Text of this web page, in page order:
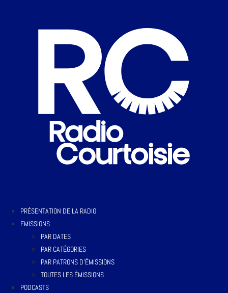
PRÉSENTATION DE LA RADIO
EMISSIONS
PAR DATES
PAR CATÉGORIES
PAR PATRONS D’ÉMISSIONS
TOUTES LES ÉMISSIONS
PODCASTS